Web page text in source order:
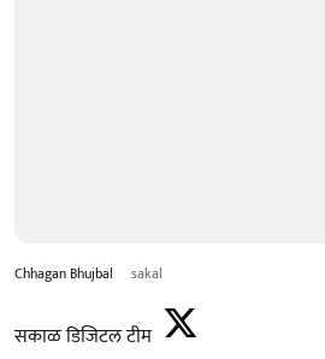
Chhagan Bhujbal sakal
सकाळ डिजिटल टीम